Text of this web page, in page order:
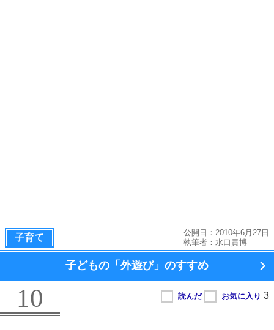
子育て
公開日：2010年6月27日
執筆者： 水口貴博
子どもの 「外遊び」のすすめ
10